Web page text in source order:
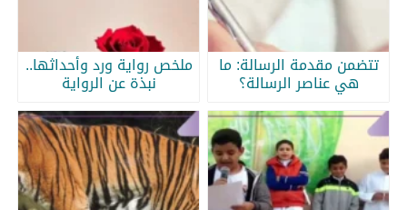
تتضمن مقدمة الرسالة: ما
هي عناصر الرسالة؟
ملخص رواية ورد وأحداثها..
نبذة عن الرواية